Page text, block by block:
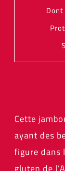
Cette
ayant des
figure dans
gluten de